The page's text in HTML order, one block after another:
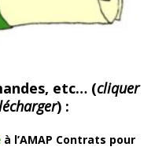
etc… (cliquer
) :
à l’AMAP Contrats pour